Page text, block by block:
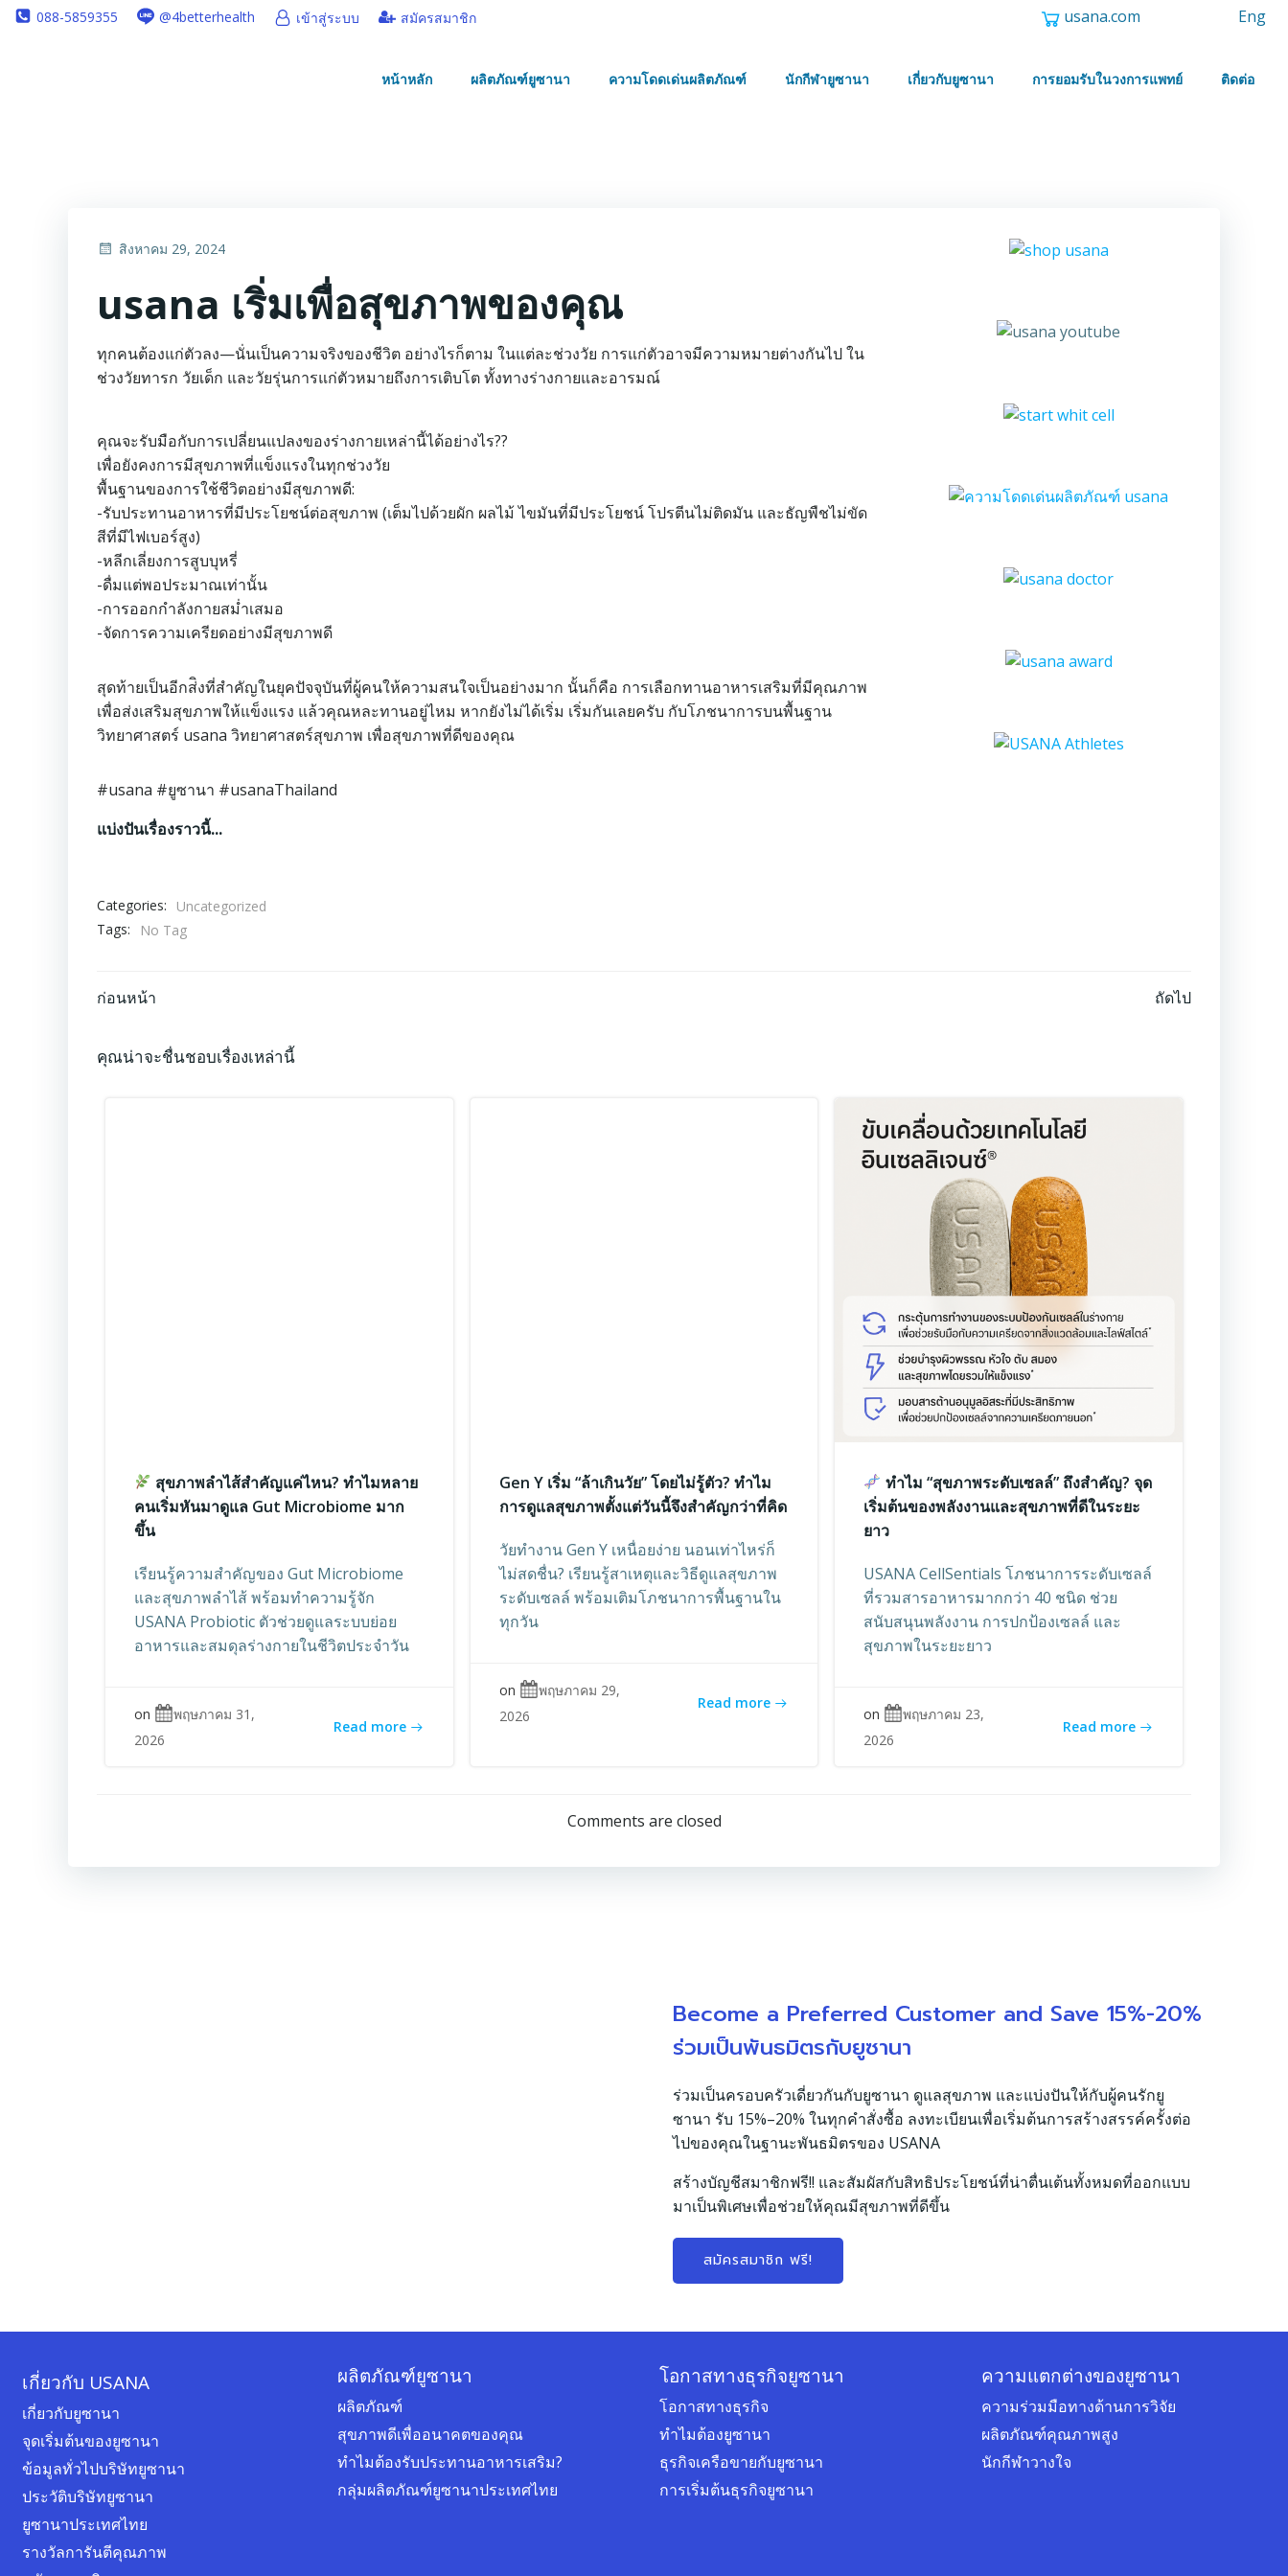
Skip 088-5859355 @4betterhealth เข้าสู่ระบบ สมัครสมาชิก usana.com Eng
หน้าหลัก ผลิตภัณฑ์ยูซานา ความโดดเด่นผลิตภัณฑ์ นักกีฬายูซานา เกี่ยวกับยูซานา การยอมรับในวงการแพทย์ ติดต่อ
สิงหาคม 29, 2024
usana เริ่มเพื่อสุขภาพของคุณ
ทุกคนต้องแก่ตัวลง—นั่นเป็นความจริงของชีวิต อย่างไรก็ตาม ในแต่ละช่วงวัย การแก่ตัวอาจมีความหมายต่างกันไป ใน
ช่วงวัยทารก วัยเด็ก และวัยรุ่นการแก่ตัวหมายถึงการเติบโต ทั้งทางร่างกายและอารมณ์
คุณจะรับมือกับการเปลี่ยนแปลงของร่างกายเหล่านี้ได้อย่างไร??
เพื่อยังคงการมีสุขภาพที่แข็งแรงในทุกช่วงวัย
พื้นฐานของการใช้ชีวิตอย่างมีสุขภาพดี:
-รับประทานอาหารที่มีประโยชน์ต่อสุขภาพ (เต็มไปด้วยผัก ผลไม้ ไขมันที่มีประโยชน์ โปรตีนไม่ติดมัน และธัญพืชไม่ขัด
สีที่มีไฟเบอร์สูง)
-หลีกเลี่ยงการสูบบุหรี่
-ดื่มแต่พอประมาณเท่านั้น
-การออกกำลังกายสม่ำเสมอ
-จัดการความเครียดอย่างมีสุขภาพดี
สุดท้ายเป็นอีกส่ิงที่สำคัญในยุคปัจจุบันที่ผู้คนให้ความสนใจเป็นอย่างมาก นั้นก็คือ การเลือกทานอาหารเสริมที่มีคุณภาพ
เพื่อส่งเสริมสุขภาพให้แข็งแรง แล้วคุณหละทานอยู่ไหม หากยังไม่ได้เริ่ม เริ่มกันเลยครับ กับโภชนาการบนพื้นฐาน
วิทยาศาสตร์ usana วิทยาศาสตร์สุขภาพ เพื่อสุขภาพที่ดีของคุณ
#usana #ยูซานา #usanaThailand
แบ่งปันเรื่องราวนี้...
Categories:
Uncategorized
Tags:
No Tag
Post
navigation
ก่อนหน้า ถัดไป
คุณน่าจะชื่นชอบเรื่องเหล่านี้
สุขภาพลำไส้สำคัญแค่ไหน? ทำไมหลาย
คนเริ่มหันมาดูแล Gut Microbiome มาก
ขึ้น
เรียนรู้ความสำคัญของ Gut Microbiome
และสุขภาพลำไส้ พร้อมทำความรู้จัก
USANA Probiotic ตัวช่วยดูแลระบบย่อย
อาหารและสมดุลร่างกายในชีวิตประจำวัน
on
พฤษภาคม 31,
2026
Read more
Gen Y เริ่ม “ล้าเกินวัย” โดยไม่รู้ตัว? ทำไม
การดูแลสุขภาพตั้งแต่วันนี้จึงสำคัญกว่าที่คิด
วัยทำงาน Gen Y เหนื่อยง่าย นอนเท่าไหร่ก็
ไม่สดชื่น? เรียนรู้สาเหตุและวิธีดูแลสุขภาพ
ระดับเซลล์ พร้อมเติมโภชนาการพื้นฐานใน
ทุกวัน
on
พฤษภาคม 29,
2026
Read more
ทำไม “สุขภาพระดับเซลล์” ถึงสำคัญ? จุด
เริ่มต้นของพลังงานและสุขภาพที่ดีในระยะ
ยาว
USANA CellSentials โภชนาการระดับเซลล์
ที่รวมสารอาหารมากกว่า 40 ชนิด ช่วย
สนับสนุนพลังงาน การปกป้องเซลล์ และ
สุขภาพในระยะยาว
on
พฤษภาคม 23,
2026
Read more
Comments are closed
Become a Preferred Customer and Save 15%-20%
ร่วมเป็นพันธมิตรกับยูซานา
ร่วมเป็นครอบครัวเดี่ยวกันกับยูซานา ดูแลสุขภาพ และแบ่งปันให้กับผู้คนรักยู
ซานา รับ 15%–20% ในทุกคำสั่งซื้อ ลงทะเบียนเพื่อเริ่มต้นการสร้างสรรค์ครั้งต่อ
ไปของคุณในฐานะพันธมิตรของ USANA
สร้างบัญชีสมาชิกฟรี!! และสัมผัสกับสิทธิประโยชน์ที่น่าตื่นเต้นทั้งหมดที่ออกแบบ
มาเป็นพิเศษเพื่อช่วยให้คุณมีสุขภาพที่ดีขึ้น
สมัครสมาชิก ฟรี!
เกี่ยวกับ USANA
เกี่ยวกับยูซานา
จุดเริ่มต้นของยูซานา
ข้อมูลทั่วไปบริษัทยูซานา
ประวัติบริษัทยูซานา
ยูซานาประเทศไทย
รางวัลการันตีคุณภาพ
ผลิตภัณฑ์ยูซานา
ผลิตภัณฑ์
สุขภาพดีเพื่ออนาคตของคุณ
ทำไมต้องรับประทานอาหารเสริม?
กลุ่มผลิตภัณฑ์ยูซานาประเทศไทย
โอกาสทางธุรกิจยูซานา
โอกาสทางธุรกิจ
ทำไมต้องยูซานา
ธุรกิจเครือขายกับยูซานา
การเริ่มต้นธุรกิจยูซานา
ความแตกต่างของยูซานา
ความร่วมมือทางด้านการวิจัย
ผลิตภัณฑ์คุณภาพสูง
นักกีฬาวางใจ